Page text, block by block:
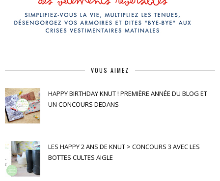
VOUS AIMEZ
HAPPY BIRTHDAY KNUT ! PREMIÈRE ANNÉE DU BLOG ET
UN CONCOURS DEDANS
LES HAPPY 2 ANS DE KNUT > CONCOURS 3 AVEC LES
BOTTES CULTES AIGLE